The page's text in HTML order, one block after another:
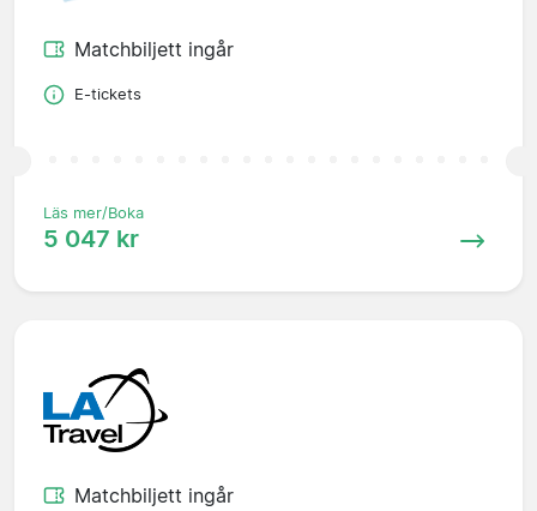
Matchbiljett ingår
E-tickets
Läs mer/Boka
5 047 kr
Matchbiljett ingår